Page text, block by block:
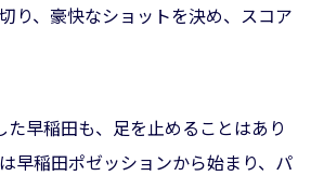
り、豪快なショットを決め、スコア
早稲田も、足を止めることはあり
早稲田ポゼッションから始まり、パ